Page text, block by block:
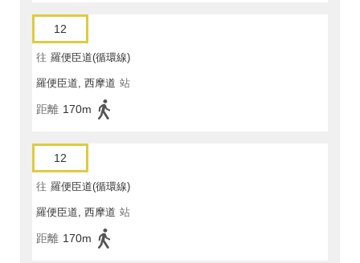
12
往 羅便臣道(循環線)
羅便臣道, 西摩道 站
距離 170m
12
往 羅便臣道(循環線)
羅便臣道, 西摩道 站
距離 170m